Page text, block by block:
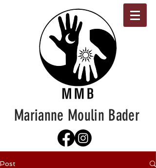
Marianne Moulin Bader
Post